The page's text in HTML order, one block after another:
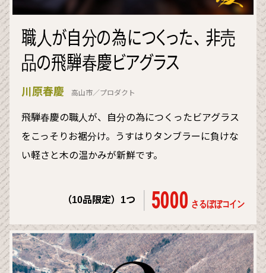
職人が自分の為につくった、 非売
品の飛騨春慶ビアグラス
川原春慶 高山市／プロダクト
飛騨春慶の職人が、自分の為につくったビアグラス
をこっそりお裾分け。うすはりタンブラーに負けな
い軽さと木の温かみが新鮮です。
（10品限定）1つ 5000 さるぼぼコイン